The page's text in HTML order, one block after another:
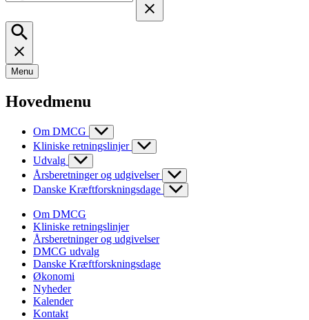
Menu
Hovedmenu
Om DMCG
Kliniske retningslinjer
Udvalg
Årsberetninger og udgivelser
Danske Kræftforskningsdage
Om DMCG
Kliniske retningslinjer
Årsberetninger og udgivelser
DMCG udvalg
Danske Kræftforskningsdage
Økonomi
Nyheder
Kalender
Kontakt